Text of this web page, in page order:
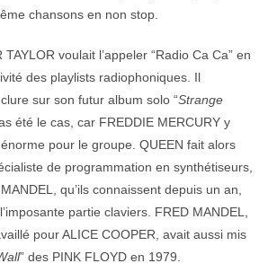
chansons en non stop.
voulait l’appeler “Radio Ca Ca” en
des playlists radiophoniques. Il
sur son futur album solo “Strange
été le cas, car FREDDIE MERCURY y
pour le groupe. QUEEN fait alors
de programmation en synthétiseurs,
qu’ils connaissent depuis un an,
partie claviers. FRED MANDEL,
pour ALICE COOPER, avait aussi mis
” des PINK FLOYD en 1979.